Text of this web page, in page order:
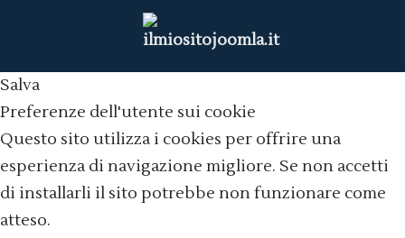
Salva
Preferenze dell'utente sui cookie
Questo sito utilizza i cookies per offrire una
esperienza di navigazione migliore. Se non accetti
di installarli il sito potrebbe non funzionare come
atteso.